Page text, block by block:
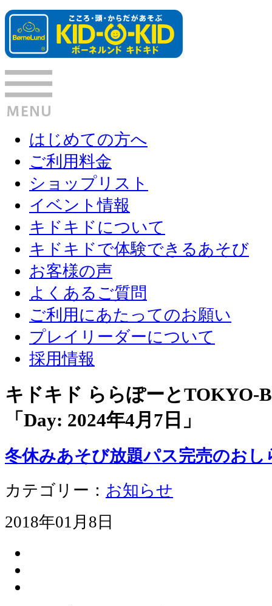
はじめての方へ
ご利用料金
ショップリスト
イベント情報
キドキドについて
キドキドで体験できるあそび
お客様の声
よくあるご質問
ご利用にあたってのお願い
プレイリーダーについて
採用情報
キドキド ららぽーと
「Day: 2024年4月7日 」
冬休みあそび放題パス完売のおし
カテゴリー： お知らせ
2018年01月8日